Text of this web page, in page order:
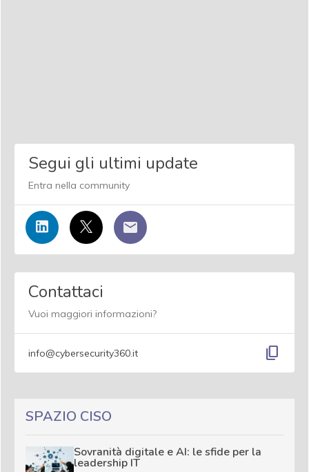
Segui gli ultimi update
Entra nella community
Contattaci
Vuoi maggiori informazioni?
info@cybersecurity360.it content_copy
SPAZIO CISO
Sovranità digitale e AI: le sfide per la
leadership IT